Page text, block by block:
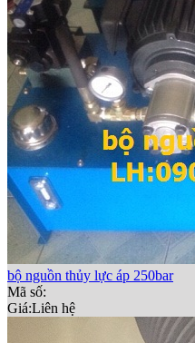
bộ nguồn thủy lực áp 250bar
Mã số:
Giá:Liên hệ